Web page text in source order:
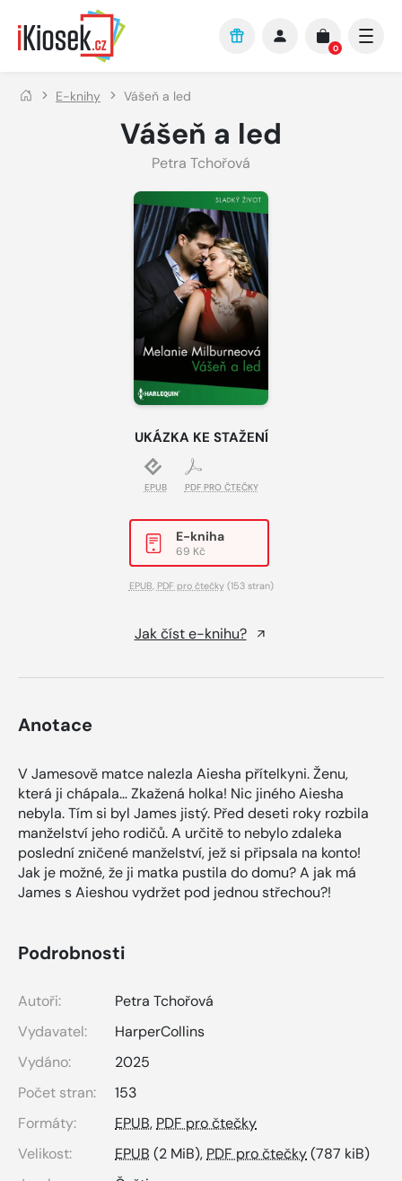
Přejít na hlavní obsah
0
E-knihy Vášeň a led
Vášeň a led
Petra Tchořová
UKÁZKA KE STAŽENÍ
EPUB PDF PRO ČTEČKY
E-kniha
69 Kč
EPUB, PDF pro čtečky(153 stran)
Jak číst e-knihu?
Anotace
V Jamesově matce nalezla Aiesha přítelkyni. Ženu,
která ji chápala… Zkažená holka! Nic jiného Aiesha
nebyla. Tím si byl James jistý. Před deseti roky rozbila
manželství jeho rodičů. A určitě to nebylo zdaleka
poslední zničené manželství, jež si připsala na konto!
Jak je možné, že ji matka pustila do domu? A jak má
James s Aieshou vydržet pod jednou střechou?!
Podrobnosti
Autoři:
Petra Tchořová
Vydavatel:
HarperCollins
Vydáno:
2025
Počet stran:
153
Formáty:
EPUB,PDF pro čtečky
Velikost:
EPUB (2 MiB),PDF pro čtečky(787 kiB)